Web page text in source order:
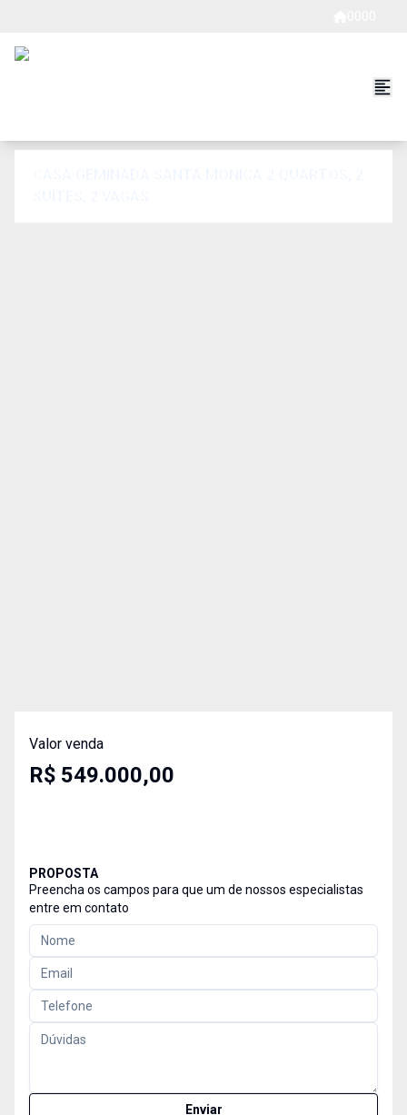
Valor venda
R$ 549.000,00
PROPOSTA
Preencha os campos para que um de nossos especialistas
entre em contato
Enviar